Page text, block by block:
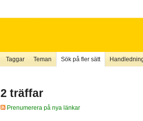
Taggar Teman Sök på fler sätt
2 träffar
Prenumerera på nya länkar